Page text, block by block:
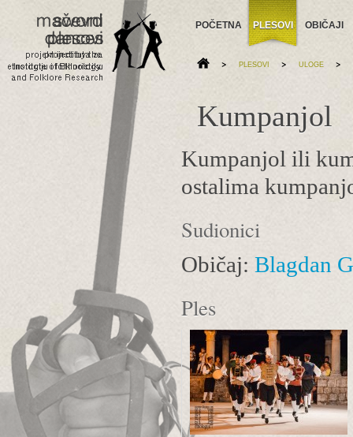
POČETNA PLESOVI OBIČAJI
> PLESOVI > ULOGE >
Kumpanjol
Kumpanjol ili
ostalima
Sudionici
Običaj: Blagdan
Ples